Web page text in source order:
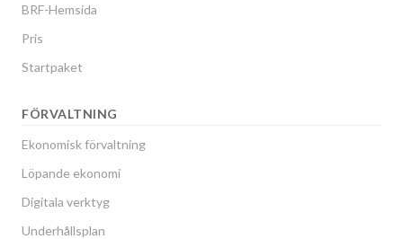
BRF-Hemsida
Pris
Startpaket
FÖRVALTNING
Ekonomisk förvaltning
Löpande ekonomi
Digitala verktyg
Underhållsplan